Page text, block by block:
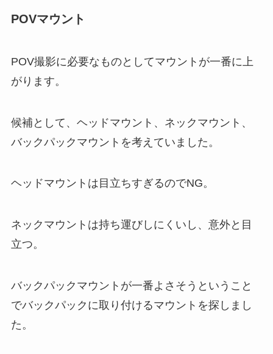
POVマウント
POV撮影に必要なものとしてマウントが一番に上
がります。
候補として、ヘッドマウント、ネックマウント、
バックパックマウントを考えていました。
ヘッドマウントは目立ちすぎるのでNG。
ネックマウントは持ち運びしにくいし、意外と目
立つ。
バックパックマウントが一番よさそうということ
でバックパックに取り付けるマウントを探しまし
た。